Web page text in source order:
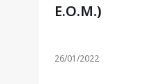
Ε.Ο.Μ.)
26/01/2022